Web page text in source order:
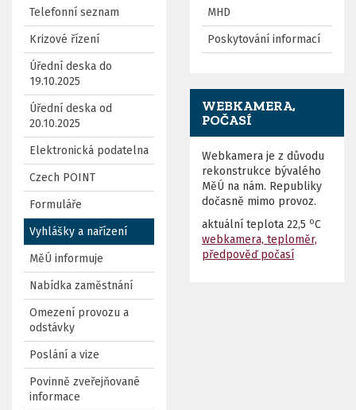
Telefonní seznam
Krizové řízení
Úřední deska do
19.10.2025
Úřední deska od
20.10.2025
Elektronická podatelna
Czech POINT
Formuláře
Vyhlášky a nařízení
MěÚ informuje
Nabídka zaměstnání
Omezení provozu a
odstávky
Poslání a vize
Povinně zveřejňované
informace
MHD
Poskytování informací
WEBKAMERA,
POČASÍ
Webkamera je z důvodu
rekonstrukce bývalého
MěÚ na nám. Republiky
dočasně mimo provoz.
aktuální teplota 22,5 oC
webkamera, teploměr,
předpověď počasí